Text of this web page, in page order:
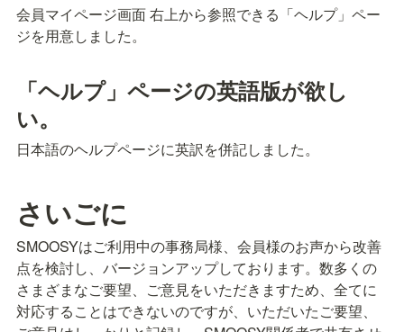
会員マイページ画面 右上から参照できる「ヘルプ」ペー
ジを用意しました。
「ヘルプ」ページの英語版が欲し
い。
日本語のヘルプページに英訳を併記しました。
さいごに
SMOOSYはご利用中の事務局様、会員様のお声から改善
点を検討し、バージョンアップしております。数多くの
さまざまなご要望、ご意見をいただきますため、全てに
対応することはできないのですが、いただいたご要望、